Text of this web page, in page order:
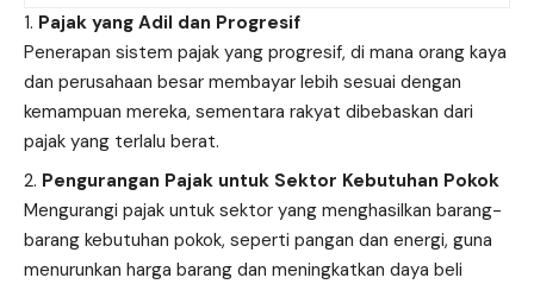
Pajak yang Adil dan Progresif
Penerapan sistem pajak yang progresif, di mana orang kaya
dan perusahaan besar membayar lebih sesuai dengan
kemampuan mereka, sementara rakyat dibebaskan dari
pajak yang terlalu berat.
Pengurangan Pajak untuk Sektor Kebutuhan Pokok
Mengurangi pajak untuk sektor yang menghasilkan barang-
barang kebutuhan pokok, seperti pangan dan energi, guna
menurunkan harga barang dan meningkatkan daya beli